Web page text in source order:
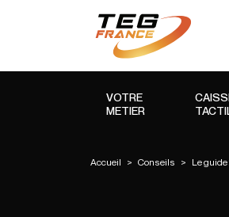
VOTRE
METIER
Accueil > Conseils > Le